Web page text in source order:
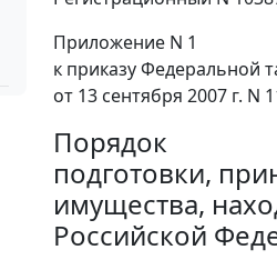
Приложение N 1
к приказу Федеральной
от 13 сентября 2007 г. N
Порядок
подготовки,
имущества,
Российской